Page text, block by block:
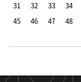
31
32 33 34
45
46 47 48